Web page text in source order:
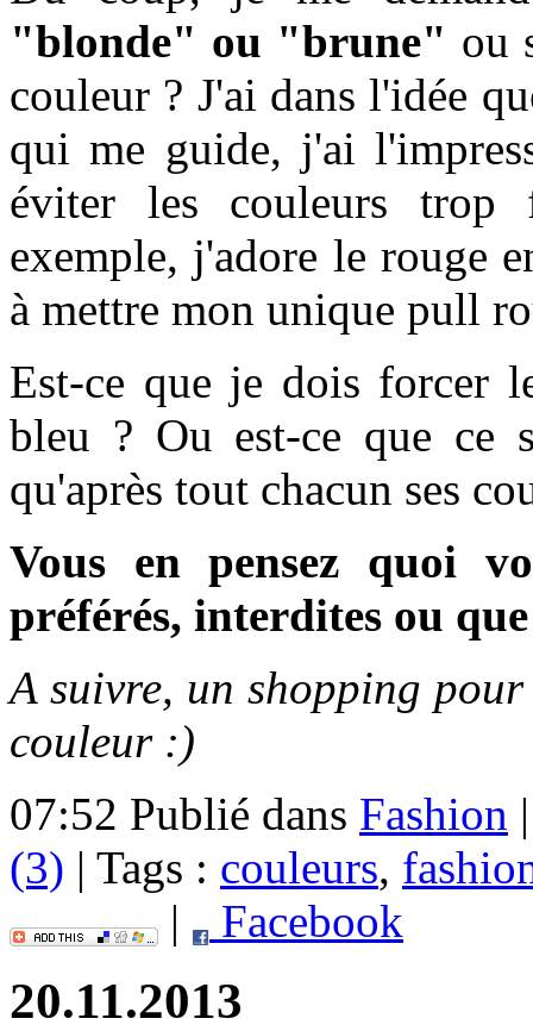
"blonde" ou "brune" ou
couleur ? J'ai dans l'idée
qui me guide, j'ai
éviter les couleurs trop
exemple, j'adore le rouge
à mettre mon unique pull
Est-ce que je dois forcer
bleu ? Ou est-ce que ce
qu'après tout chacun ses
Vous en pensez quoi
préférés, interdites ou
A suivre, un shopping
couleur :)
07:52 Publié dans Fashion
(3) | Tags : couleurs,
|
Facebook
20.11.2013